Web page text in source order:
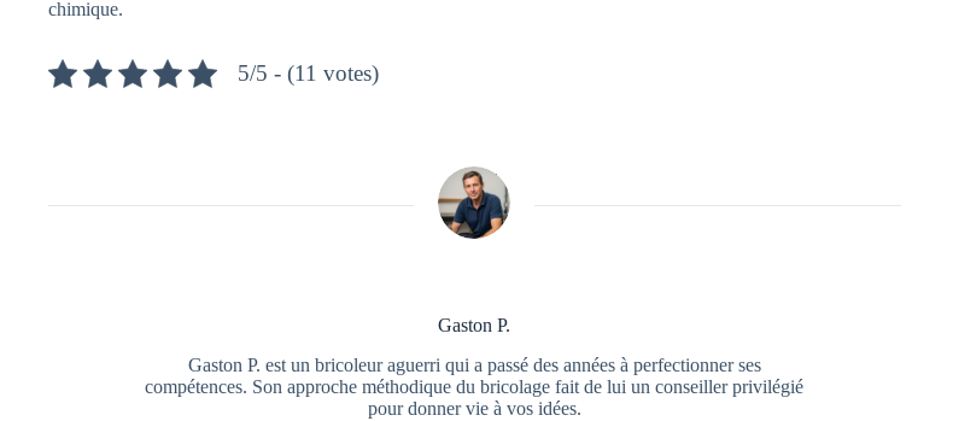
chimique.
5/5 - (11 votes)
Gaston P.
Gaston P. est un bricoleur aguerri qui a passé des années à perfectionner ses
compétences. Son approche méthodique du bricolage fait de lui un conseiller privilégié
pour donner vie à vos idées.